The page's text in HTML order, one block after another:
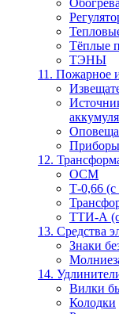
Тёплые
ТЭНЫ
11. Пожарное
12.
ОСМ
Т-0,66
ТТИ-А
13. Средства
Знаки
14.
Вилки
Колодки